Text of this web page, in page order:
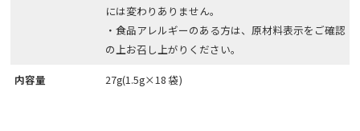
には変わりありません。
・食品アレルギーのある方は、原材料表示をご確認
の上お召し上がりください。
内容量
27g(1.5g×18 袋)